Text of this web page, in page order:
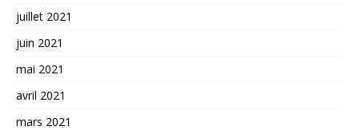
juillet 2021
juin 2021
mai 2021
avril 2021
mars 2021